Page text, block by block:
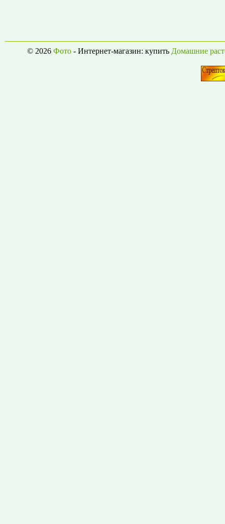
© 2026 Фото- Интернет-магазин: купить Домашние